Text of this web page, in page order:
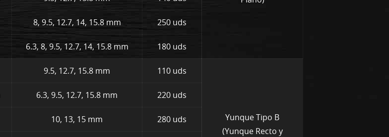
8, 9.5, 12.7, 14, 15.8 mm 250 uds
6.3, 8, 9.5, 12.7, 14, 15.8 mm 180 uds
9.5, 12.7, 15.8 mm 110 uds
Yunque Tipo B
(Yunque Recto y
6.3, 9.5, 12.7, 15.8 mm 220 uds
10, 13, 15 mm 280 uds